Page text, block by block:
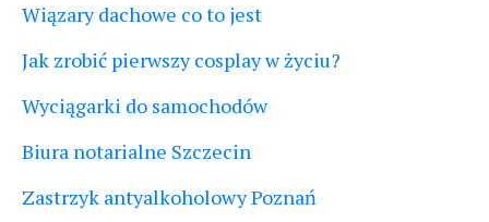
Wiązary dachowe co to jest
Jak zrobić pierwszy cosplay w życiu?
Wyciągarki do samochodów
Biura notarialne Szczecin
Zastrzyk antyalkoholowy Poznań